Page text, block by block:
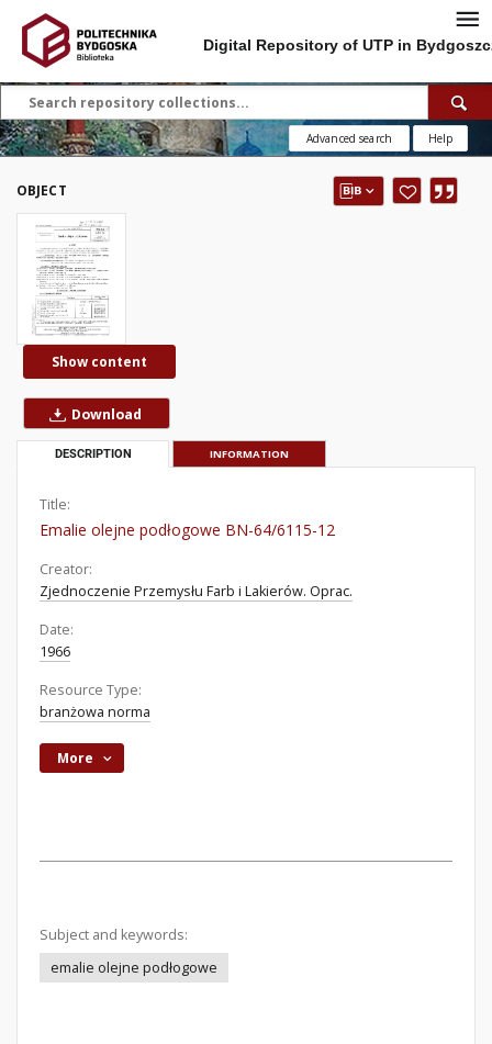
Digital Repository of UTP in
Advanced search Help
OBJECT
Show content
Download
DESCRIPTION INFORMATION
Title:
Emalie olejne podłogowe BN-64/6115-12
Creator:
Zjednoczenie Przemysłu Farb i Lakierów. Oprac.
Date:
1966
Resource Type:
branżowa norma
More
Subject and keywords:
emalie olejne podłogowe